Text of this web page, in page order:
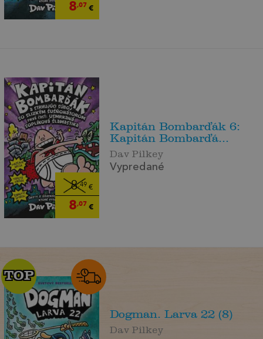
8,07 €
8,49 €
8,07 €
Kapitán Bombarďák 6:
Kapitán Bombarďá...
Dav Pilkey
Vypredané
TOP
TOP
Dogman. Larva 22 (8)
Dav Pilkey